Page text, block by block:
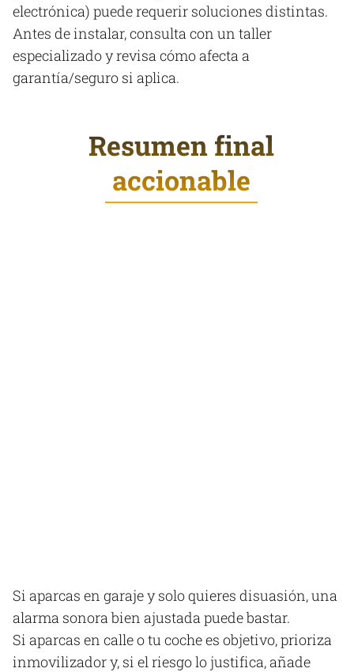
electrónica) puede requerir soluciones distintas.
Antes de instalar, consulta con un taller
especializado y revisa cómo afecta a
garantía/seguro si aplica.
Resumen final
accionable
Si aparcas en garaje y solo quieres disuasión, una
alarma sonora bien ajustada puede bastar.
Si aparcas en calle o tu coche es objetivo, prioriza
inmovilizador y, si el riesgo lo justifica, añade